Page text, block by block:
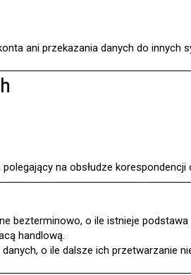
ani przekazania danych do innych
na obsłudze
bezterminowo, o ile istnieje
handlową.
o ile dalsze ich przetwarzanie